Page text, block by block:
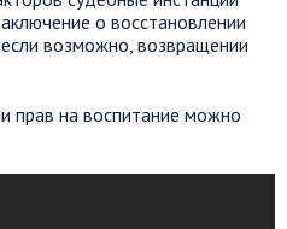
о восстановлении
возможно, возвращении
прав на воспитание можно